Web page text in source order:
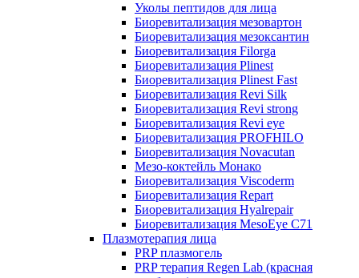
Уколы пептидов для лица
Биоревитализация мезовартон
Биоревитализация мезоксантин
Биоревитализация Filorga
Биоревитализация Plinest
Биоревитализация Plinest Fast
Биоревитализация Revi Silk
Биоревитализация Revi strong
Биоревитализация Revi eye
Биоревитализация PROFHILO
Биоревитализация Novacutan
Мезо-коктейль Монако
Биоревитализация Viscoderm
Биоревитализация Repart
Биоревитализация Hyalrepair
Биоревитализация MesoEye C71
Плазмотерапия лица
PRP плазмогель
PRP терапия Regen Lab (красная